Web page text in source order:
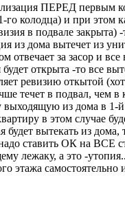
ПЕРЕД первым
го колодца) и при этом
в подвале закрыта) -
из дома вытечет из
отвечает за засор и все
открыта -то все
ревизию откытой
течет в подвал, чем в
выходящую из дома в 1-й
в этом случае
будет вытекать из дома,
ставить ОК на ВСЕ
лежаку, а это -
этажа самостоятельно